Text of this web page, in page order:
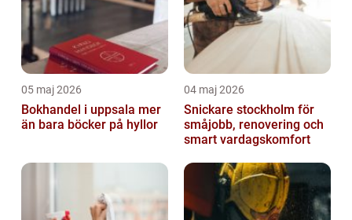
05 maj 2026
Bokhandel i uppsala mer
än bara böcker på hyllor
04 maj 2026
Snickare stockholm för
småjobb, renovering och
smart vardagskomfort